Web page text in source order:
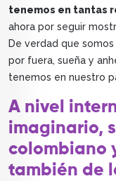
tenemos en tantas
ahora por seguir
De verdad que
por fuera, sueña y
tenemos en nuestro
A nivel
imaginario,
colombiano
también de